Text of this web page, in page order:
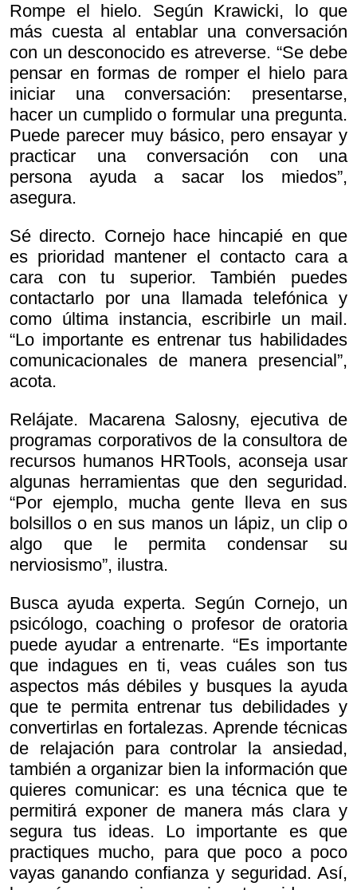
Rompe el hielo. Según Krawicki, lo que
más cuesta al entablar una conversación
con un desconocido es atreverse. “Se debe
pensar en formas de romper el hielo para
iniciar una conversación: presentarse,
hacer un cumplido o formular una pregunta.
Puede parecer muy básico, pero ensayar y
practicar una conversación con una
persona ayuda a sacar los miedos”,
asegura.
Sé directo. Cornejo hace hincapié en que
es prioridad mantener el contacto cara a
cara con tu superior. También puedes
contactarlo por una llamada telefónica y
como última instancia, escribirle un mail.
“Lo importante es entrenar tus habilidades
comunicacionales de manera presencial”,
acota.
Relájate. Macarena Salosny, ejecutiva de
programas corporativos de la consultora de
recursos humanos HRTools, aconseja usar
algunas herramientas que den seguridad.
“Por ejemplo, mucha gente lleva en sus
bolsillos o en sus manos un lápiz, un clip o
algo que le permita condensar su
nerviosismo”, ilustra.
Busca ayuda experta. Según Cornejo, un
psicólogo, coaching o profesor de oratoria
puede ayudar a entrenarte. “Es importante
que indagues en ti, veas cuáles son tus
aspectos más débiles y busques la ayuda
que te permita entrenar tus debilidades y
convertirlas en fortalezas. Aprende técnicas
de relajación para controlar la ansiedad,
también a organizar bien la información que
quieres comunicar: es una técnica que te
permitirá exponer de manera más clara y
segura tus ideas. Lo importante es que
practiques mucho, para que poco a poco
vayas ganando confianza y seguridad. Así,